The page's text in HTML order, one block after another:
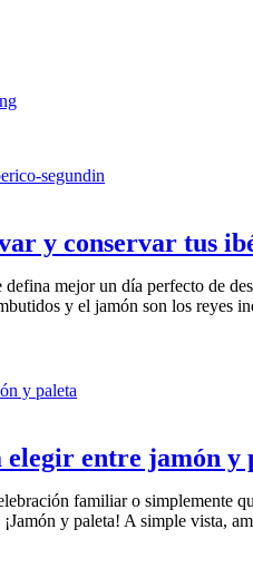
y conservar tus
mejor un día perfecto de
y el jamón son los reyes
elegir entre jamón y
familiar o simplemente
y paleta! A simple vista,